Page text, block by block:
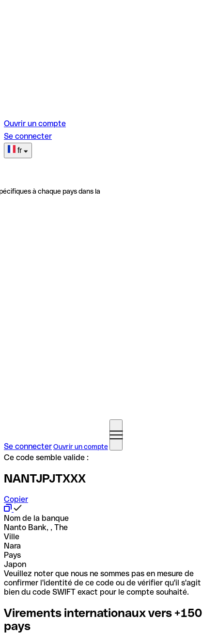
Ouvrir un compte
Se connecter
fr
à chaque pays dans la
Se connecterOuvrir un compte
Ce code semble valide :
NANTJPJTXXX
Copier
Nom de la banque
Nanto Bank, , The
Ville
Nara
Pays
Japon
Veuillez noter que nous ne sommes pas en mesure de
confirmer l'identité de ce code ou de vérifier qu'il s'agit
bien du code SWIFT exact pour le compte souhaité.
Virements internationaux vers +150
pays